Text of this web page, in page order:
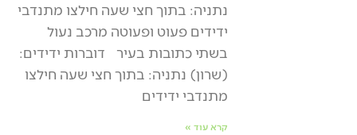
נתניה: בתוך חצי שעה חילצו מתנדבי
ידידים פעוט ופעוטה מרכב נעול
בשתי כתובות בעיר דוברות ידידים:
(שרון) נתניה: בתוך חצי שעה חילצו
מתנדבי ידידים
קרא עוד »